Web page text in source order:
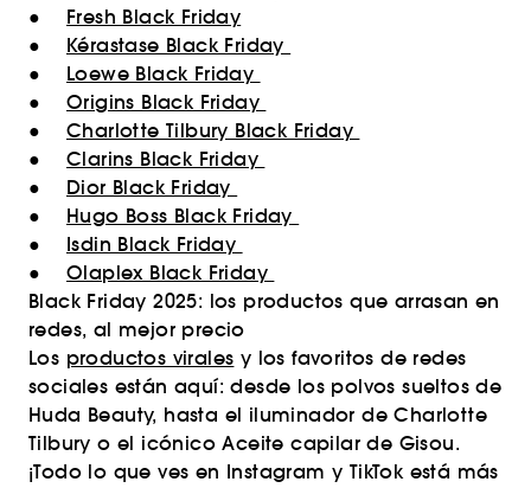
● Fresh Black Friday
● Kérastase Black Friday
● Loewe Black Friday
● Origins Black Friday
● Charlotte Tilbury Black Friday
● Clarins Black Friday
● Dior Black Friday
● Hugo Boss Black Friday
● Isdin Black Friday
● Olaplex Black Friday
Black Friday 2025: los productos que arrasan en
redes, al mejor precio
Los productos virales y los favoritos de redes
sociales están aquí: desde los polvos sueltos de
Huda Beauty, hasta el iluminador de Charlotte
Tilbury o el icónico Aceite capilar de Gisou.
¡Todo lo que ves en Instagram y TikTok está más